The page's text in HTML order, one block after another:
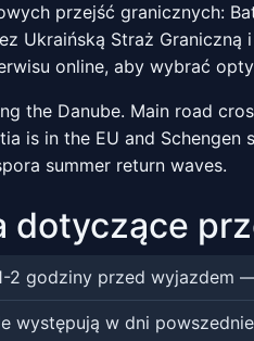
przejść granicznych:
Ukraińską Straż
online, aby wybrać
the Danube. Main road
is in the EU and
summer return waves.
dotyczące
2 godziny przed wyjazdem
występują w dni